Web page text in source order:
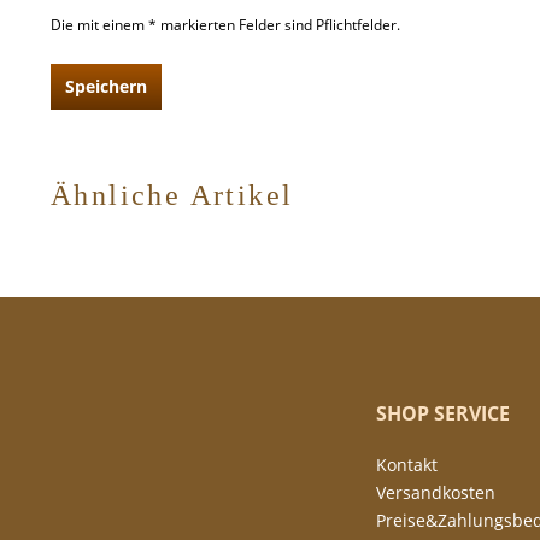
Die mit einem * markierten Felder sind Pflichtfelder.
Speichern
Ähnliche Artikel
SHOP SERVICE
Kontakt
Versandkosten